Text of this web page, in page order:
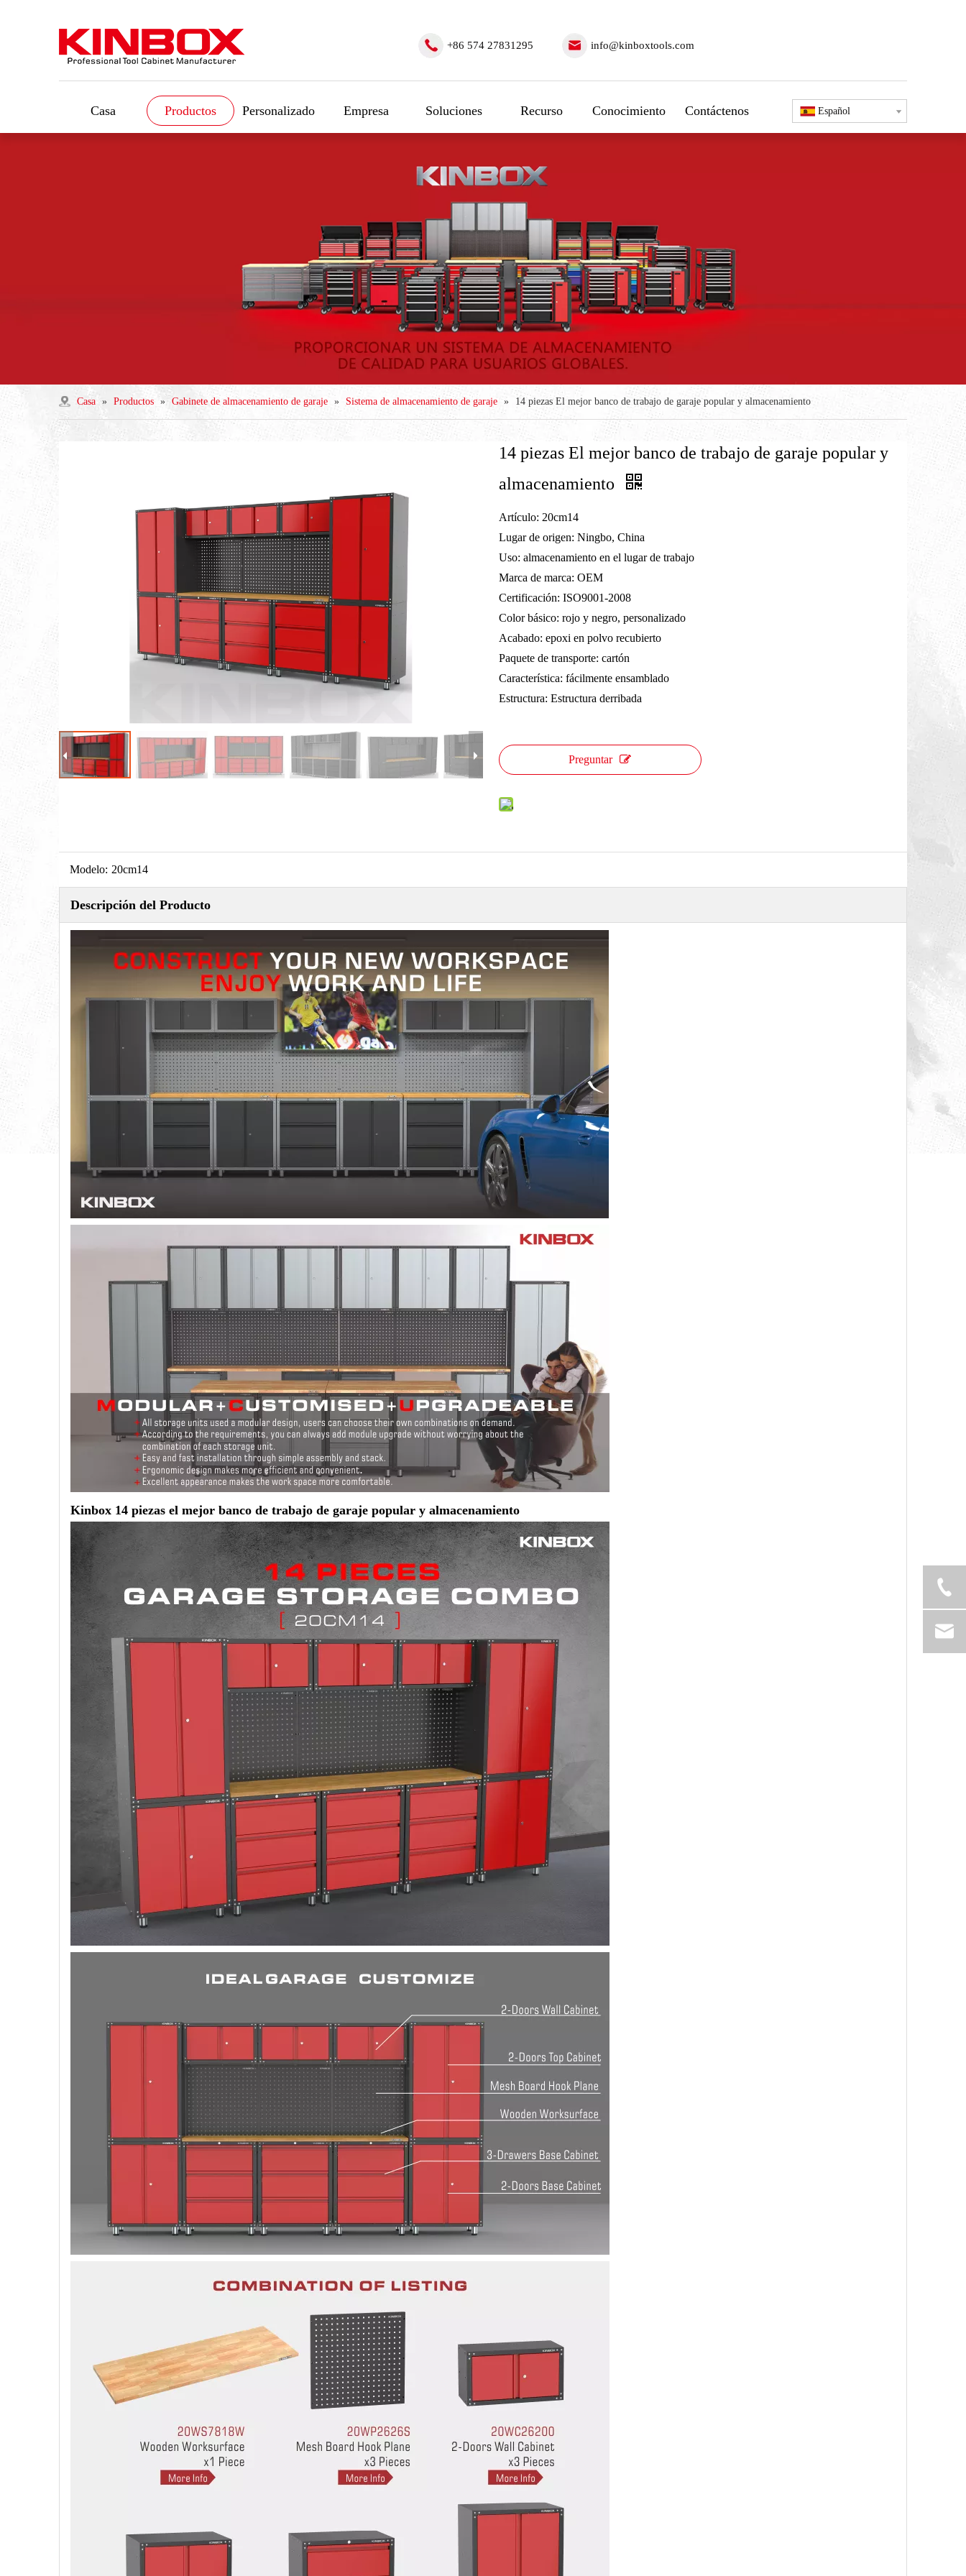
+86 574 27831295 info@kinboxtools.com
Casa Productos Personalizado Empresa Soluciones Recurso Conocimiento Contáctenos Español
Casa » Productos » Gabinete de almacenamiento de garaje » Sistema de almacenamiento de garaje » 14 piezas El mejor banco de trabajo de garaje popular y almacenamiento
14 piezas El mejor banco de trabajo de garaje popular y
almacenamiento
Artículo: 20cm14
Lugar de origen: Ningbo, China
Uso: almacenamiento en el lugar de trabajo
Marca de marca: OEM
Certificación: ISO9001-2008
Color básico: rojo y negro, personalizado
Acabado: epoxi en polvo recubierto
Paquete de transporte: cartón
Característica: fácilmente ensamblado
Estructura: Estructura derribada
Preguntar
Modelo: 20cm14
Descripción del Producto
Kinbox 14 piezas el mejor banco de trabajo de garaje popular y almacenamiento